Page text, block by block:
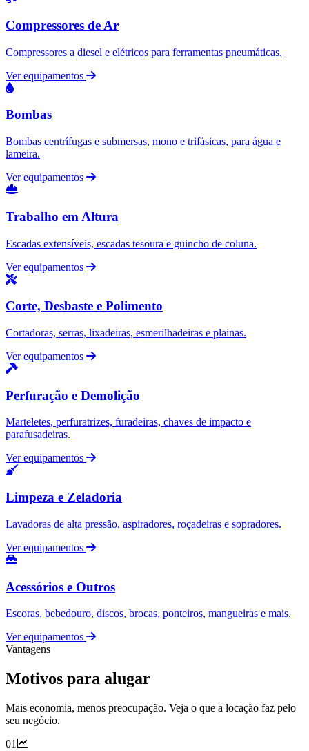
Compressores de Ar
Compressores a diesel e elétricos para ferramentas pneumáticas.
Ver equipamentos
Bombas
Bombas centrífugas e submersas, mono e trifásicas, para água e
lameira.
Ver equipamentos
Trabalho em Altura
Escadas extensíveis, escadas tesoura e guincho de coluna.
Ver equipamentos
Corte, Desbaste e Polimento
Cortadoras, serras, lixadeiras, esmerilhadeiras e plainas.
Ver equipamentos
Perfuração e Demolição
Marteletes, perfuratrizes, furadeiras, chaves de impacto e
parafusadeiras.
Ver equipamentos
Limpeza e Zeladoria
Lavadoras de alta pressão, aspiradores, roçadeiras e sopradores.
Ver equipamentos
Acessórios e Outros
Escoras, bebedouro, discos, brocas, ponteiros, mangueiras e mais.
Ver equipamentos
Vantagens
Motivos para alugar
Mais economia, menos preocupação. Veja o que a locação faz pelo
seu negócio.
01